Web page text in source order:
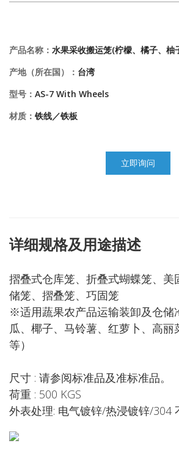
产品名称： 水果采收搬运笼(柠檬、橘子、柚
产地（所在国）： 台湾
型号： AS-7 With Wheels
材质： 铁线／铁板
立即询问
详细规格及用途描述
摺叠式仓库笼、折叠式蝴蝶笼、美
储笼、摺叠笼、巧固笼
※适用蔬果农产品运输装卸及仓储
瓜、椰子、马铃薯、红萝卜、高丽
等）
尺寸 : 请参阅标准品及准标准品。
荷重 : 500 KGS
外表处理: 电气镀锌/热浸镀锌/304